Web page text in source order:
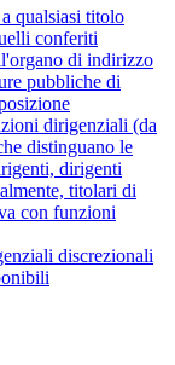
qualsiasi titolo
conferiti
di indirizzo
pubbliche di
dirigenziali (da
distinguano le
dirigenti
titolari di
con funzioni
discrezionali